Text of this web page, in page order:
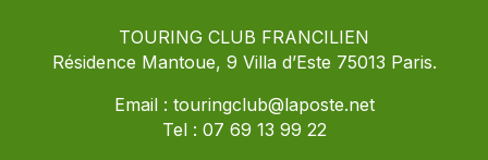
TOURING CLUB FRANCILIEN
Résidence Mantoue, 9 Villa d’Este 75013 Paris.
Email : touringclub@laposte.net
Tel : 07 69 13 99 22